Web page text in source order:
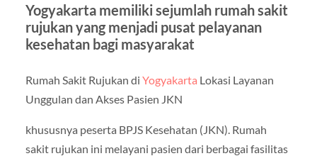
Yogyakarta memiliki sejumlah rumah sakit
rujukan yang menjadi pusat pelayanan
kesehatan bagi masyarakat
Rumah Sakit Rujukan di Yogyakarta Lokasi Layanan
Unggulan dan Akses Pasien JKN
khususnya peserta BPJS Kesehatan (JKN). Rumah
sakit rujukan ini melayani pasien dari berbagai fasilitas